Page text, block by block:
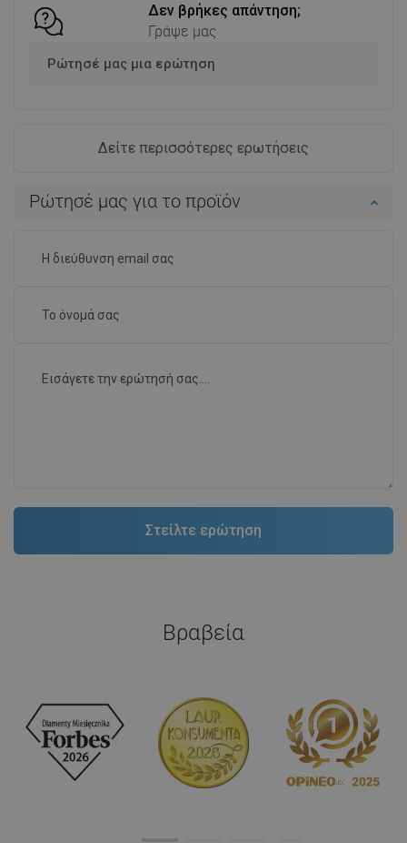
Δεν βρήκες απάντηση;
Γράψε μας
Ρώτησέ μας μια ερώτηση
Δείτε περισσότερες ερωτήσεις
Ρώτησέ μας για το προϊόν
Βραβεία